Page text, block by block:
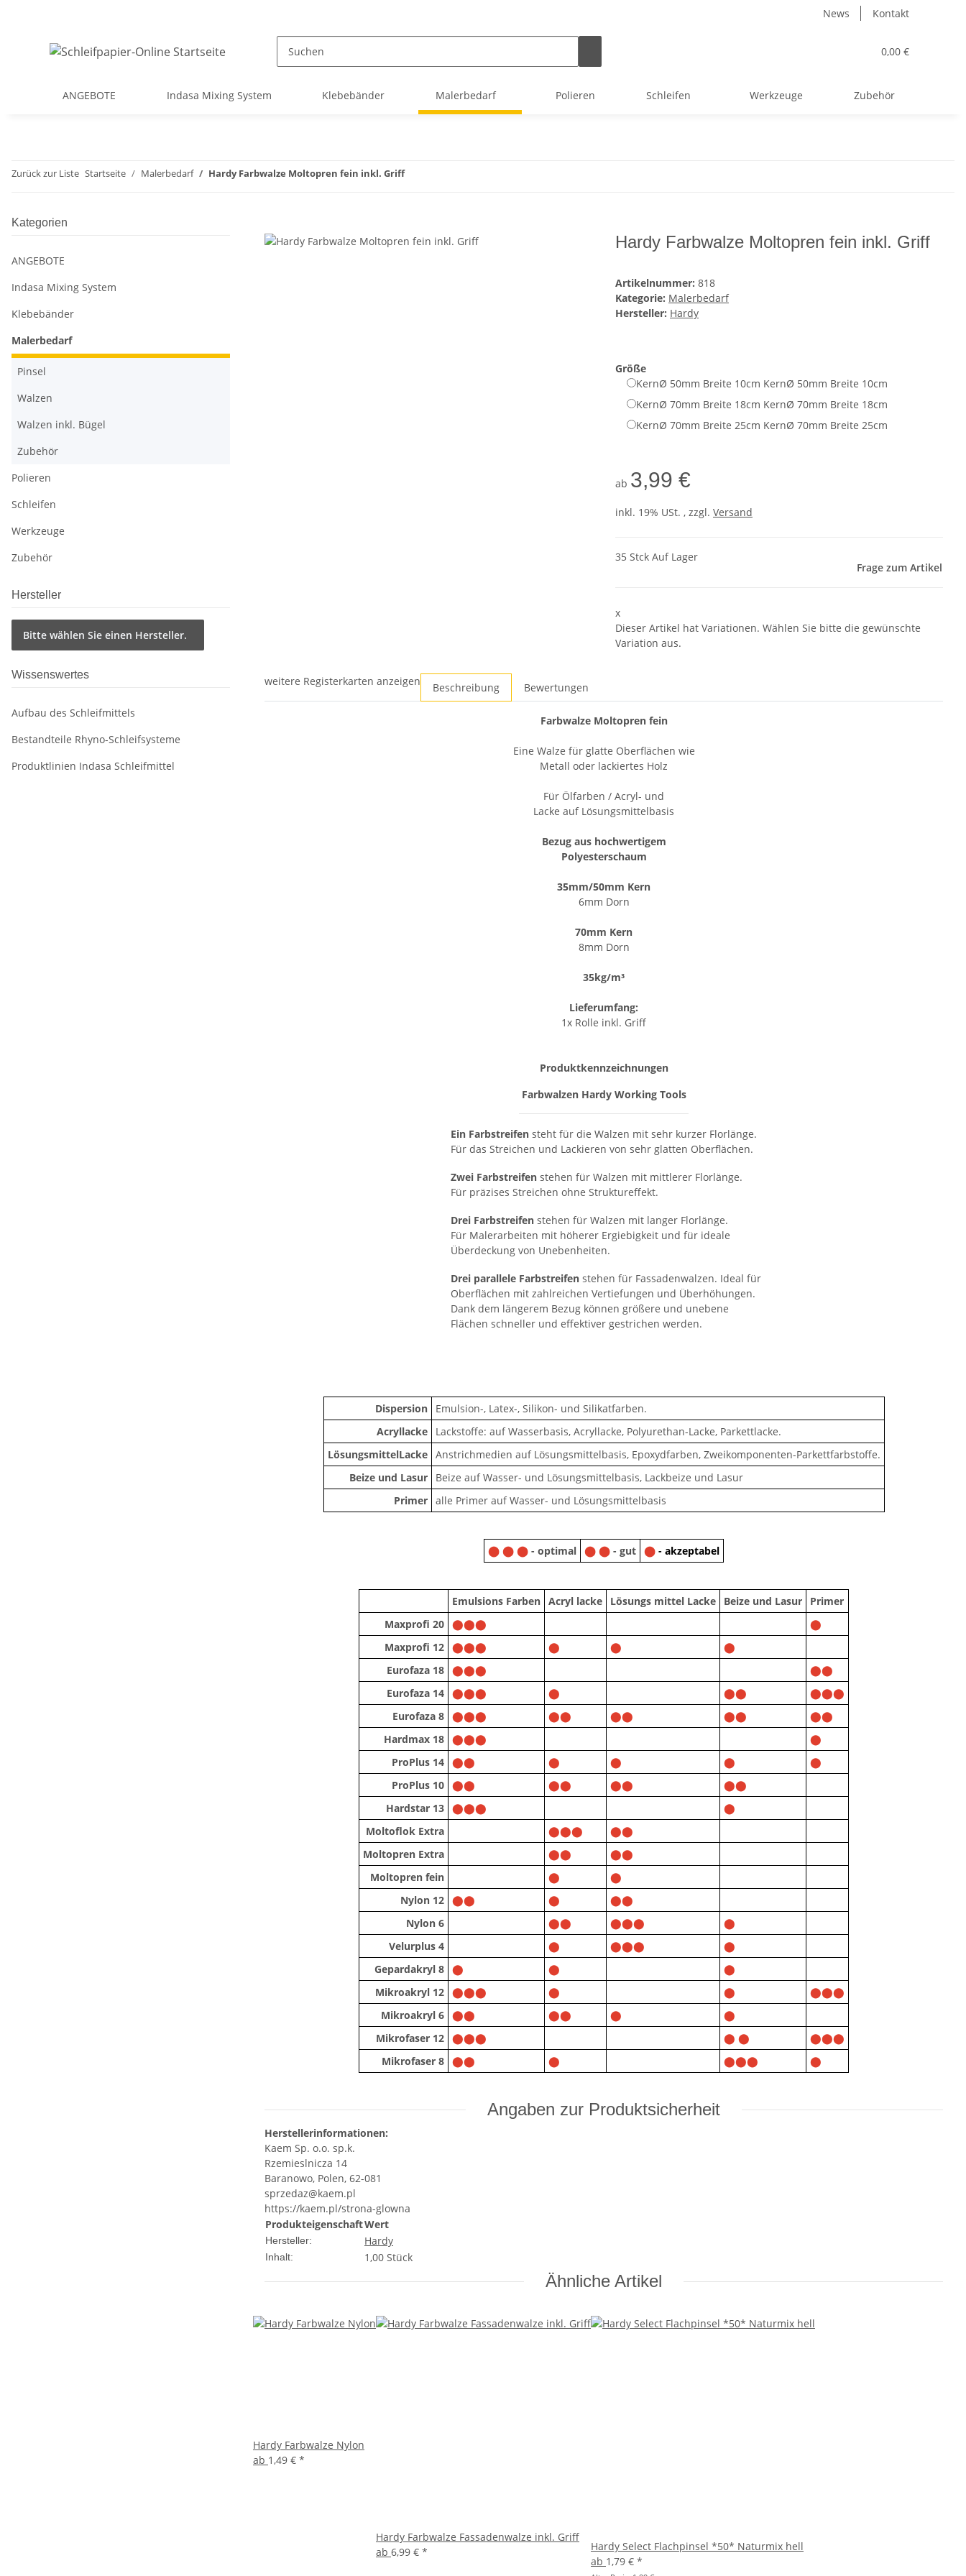
News Kontakt
0,00 €
ANGEBOTE Indasa Mixing System Klebebänder Malerbedarf Polieren Schleifen Werkzeuge Zubehör
Zurück zur Liste Startseite Malerbedarf Hardy Farbwalze Moltopren fein inkl. Griff
Hardy Farbwalze Moltopren fein inkl. Griff
Artikelnummer: 818
Kategorie: Malerbedarf
Hersteller: Hardy
Größe
KernØ 50mm Breite 10cm KernØ 50mm Breite 10cm
KernØ 70mm Breite 18cm KernØ 70mm Breite 18cm
KernØ 70mm Breite 25cm KernØ 70mm Breite 25cm
ab 3,99 €
inkl. 19% USt. , zzgl. Versand
35 Stck Auf Lager
Frage zum Artikel
x
Dieser Artikel hat Variationen. Wählen Sie bitte die gewünschte
Variation aus.
weitere Registerkarten anzeigen Beschreibung Bewertungen
Farbwalze Moltopren fein
Eine Walze für glatte Oberflächen wie
Metall oder lackiertes Holz
Für Ölfarben / Acryl- und
Lacke auf Lösungsmittelbasis
Bezug aus hochwertigem
Polyesterschaum
35mm/50mm Kern
6mm Dorn
70mm Kern
8mm Dorn
35kg/m³
Lieferumfang:
1x Rolle inkl. Griff
Produktkennzeichnungen
Farbwalzen Hardy Working Tools
Ein Farbstreifen steht für die Walzen mit sehr kurzer Florlänge.
Für das Streichen und Lackieren von sehr glatten Oberflächen.
Zwei Farbstreifen stehen für Walzen mit mittlerer Florlänge.
Für präzises Streichen ohne Struktureffekt.
Drei Farbstreifen stehen für Walzen mit langer Florlänge.
Für Malerarbeiten mit höherer Ergiebigkeit und für ideale
Überdeckung von Unebenheiten.
Drei parallele Farbstreifen stehen für Fassadenwalzen. Ideal für
Oberflächen mit zahlreichen Vertiefungen und Überhöhungen.
Dank dem längerem Bezug können größere und unebene
Flächen schneller und effektiver gestrichen werden.
Dispersion
Emulsion-, Latex-, Silikon- und Silikatfarben.
Acryllacke
Lackstoffe: auf Wasserbasis, Acryllacke, Polyurethan-Lacke, Parkettlacke.
LösungsmittelLacke
Anstrichmedien auf Lösungsmittelbasis, Epoxydfarben, Zweikomponenten-Parkettfarbstoffe.
Beize und Lasur
Beize auf Wasser- und Lösungsmittelbasis, Lackbeize und Lasur
Primer
alle Primer auf Wasser- und Lösungsmittelbasis
⬤ ⬤ ⬤ - optimal ⬤ ⬤ - gut ⬤ - akzeptabel
Emulsions Farben Acryl lacke Lösungs mittel Lacke Beize und Lasur
Primer
Maxprofi 20 ⬤⬤⬤
⬤
Maxprofi 12 ⬤⬤⬤ ⬤ ⬤
⬤
Eurofaza 18 ⬤⬤⬤
⬤⬤
Eurofaza 14 ⬤⬤⬤ ⬤ ⬤⬤
⬤⬤⬤
Eurofaza 8 ⬤⬤⬤ ⬤⬤ ⬤⬤ ⬤⬤
⬤⬤
Hardmax 18 ⬤⬤⬤
⬤
ProPlus 14 ⬤⬤ ⬤ ⬤ ⬤
⬤
ProPlus 10 ⬤⬤ ⬤⬤ ⬤⬤
⬤⬤
Hardstar 13 ⬤⬤⬤
⬤
Moltoflok Extra
⬤⬤⬤
⬤⬤
Moltopren Extra
⬤⬤
⬤⬤
Moltopren fein
⬤
⬤
Nylon 12 ⬤⬤ ⬤
⬤⬤
Nylon 6
⬤⬤ ⬤⬤⬤
⬤
Velurplus 4
⬤ ⬤⬤⬤
⬤
Gepardakryl 8 ⬤ ⬤
⬤
Mikroakryl 12 ⬤⬤⬤ ⬤ ⬤
⬤⬤⬤
Mikroakryl 6 ⬤⬤ ⬤⬤ ⬤
⬤
Mikrofaser 12 ⬤⬤⬤ ⬤ ⬤
⬤⬤⬤
Mikrofaser 8 ⬤⬤ ⬤ ⬤⬤⬤ ⬤
Angaben zur Produktsicherheit
Herstellerinformationen:
Kaem Sp. o.o. sp.k.
Rzemieslnicza 14
Baranowo, Polen, 62-081
sprzedaz@kaem.pl
https://kaem.pl/strona-glowna
ProdukteigenschaftWert
Hersteller: Hardy
Inhalt: 1,00 Stück
Ähnliche Artikel
Hardy Farbwalze Nylon
ab 1,49 € *
Hardy Farbwalze Fassadenwalze inkl. Griff
ab 6,99 € *
Hardy Select Flachpinsel *50* Naturmix hell
ab 1,79 € *
Kategorien
ANGEBOTE
Indasa Mixing System
Klebebänder
Malerbedarf
Pinsel
Walzen
Walzen inkl. Bügel
Zubehör
Polieren
Schleifen
Werkzeuge
Zubehör
Hersteller
Bitte wählen Sie einen Hersteller.
Wissenswertes
Aufbau des Schleifmittels
Bestandteile Rhyno-Schleifsysteme
Produktlinien Indasa Schleifmittel